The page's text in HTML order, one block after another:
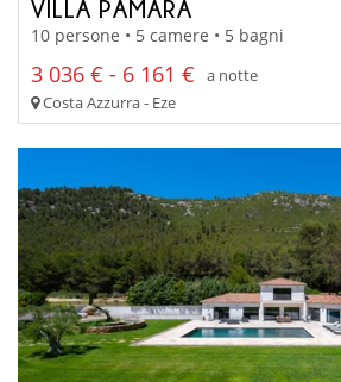
VILLA PAMARA
10 persone • 5 camere • 5 bagni
3 036 € - 6 161 €
a notte
Costa Azzurra - Eze